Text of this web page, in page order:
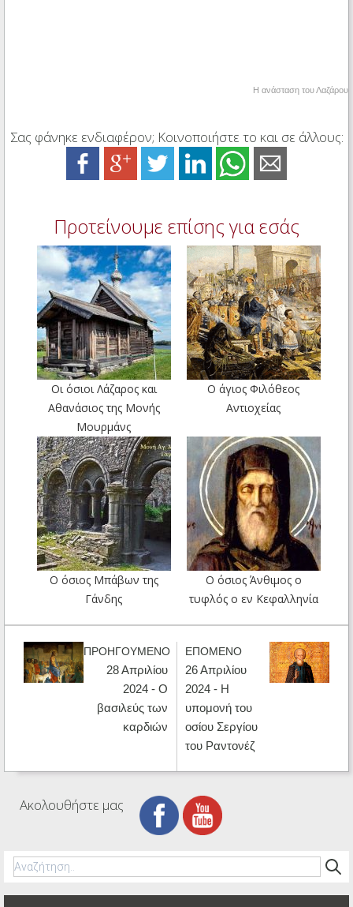
Η ανάσταση του Λαζάρου
Σας φάνηκε ενδιαφέρον; Κοινοποιήστε το και σε άλλους:
Προτείνουμε επίσης για εσάς
Οι όσιοι Λάζαρος και
Αθανάσιος της Μονής
Μουρμάνς
Ο άγιος Φιλόθεος
Αντιοχείας
Ο όσιος Μπάβων της
Γάνδης
Ο όσιος Άνθιμος ο
τυφλός ο εν Κεφαλληνία
ΠΡΟΗΓΟΥΜΕΝΟ
28 Απριλίου
2024 - Ο
βασιλεύς των
καρδιών
ΕΠΟΜΕΝΟ
26 Απριλίου
2024 - Η
υπομονή του
οσίου Σεργίου
του Ραντονέζ
Ακολουθήστε μας